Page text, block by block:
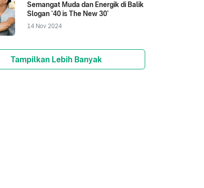
Semangat Muda dan Energik di Balik
Slogan ‘40 is The New 30’
14 Nov 2024
Tampilkan Lebih Banyak